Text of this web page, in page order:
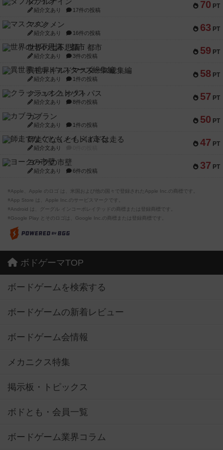
70 PT
紹介文あり 17件の投稿
63 PT
マスクメン
紹介文あり 16件の投稿
59 PT
世界の七不思議：都市
紹介文あり 3件の投稿
58 PT
異世界ギルドマスターズ総集編
紹介文あり 1件の投稿
57 PT
クラッシュオクトパス
紹介文あり 8件の投稿
50 PT
カブラン
紹介文あり 1件の投稿
47 PT
師走でなくともメイドは走る
紹介文あり
37 PT
ヨークの市壁
紹介文あり 6件の投稿
※Apple、Apple のロゴ は、米国および他の国々で登録されたApple Inc.の商標です。
※App Store は、Apple Inc.のサービスマークです。
※Android は、グーグル インコーポレイテッドの商標または登録商標です。
※Google Play とそのロゴは、Google Inc.の商標または登録商標です。
ボドゲーマTOP
ボードゲームを検索する
ボードゲームの新着レビュー
ボードゲーム会情報
メカニクス特集
掲示板・トピックス
ボドとも・会員一覧
ボードゲーム業界コラム